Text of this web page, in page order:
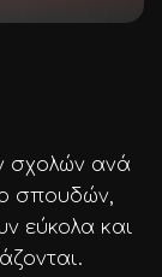
σχολών ανά
σπουδών,
εύκολα και